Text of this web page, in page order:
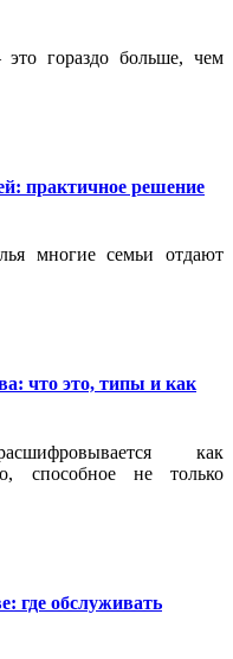
гораздо больше, чем
практичное решение
многие семьи отдают
что это, типы и как
как
способное не только
где обслуживать